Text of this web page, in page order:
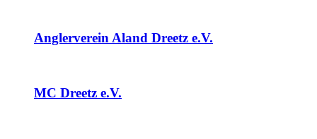
Anglerverein Aland Dreetz e.V.
MC Dreetz e.V.